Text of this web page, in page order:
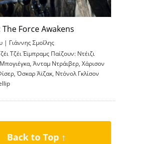
Force Awakens
| Γιάννης Σμοΐλης
Τζέι Έϊμπραμς Παίζουν: Ντέιζι
Μπογιέγκα, Άνταμ Ντράιβερ, Χάρισον
Όσκαρ Άϊζακ, Ντόνολ Γκλίσον
Back to Top ↑